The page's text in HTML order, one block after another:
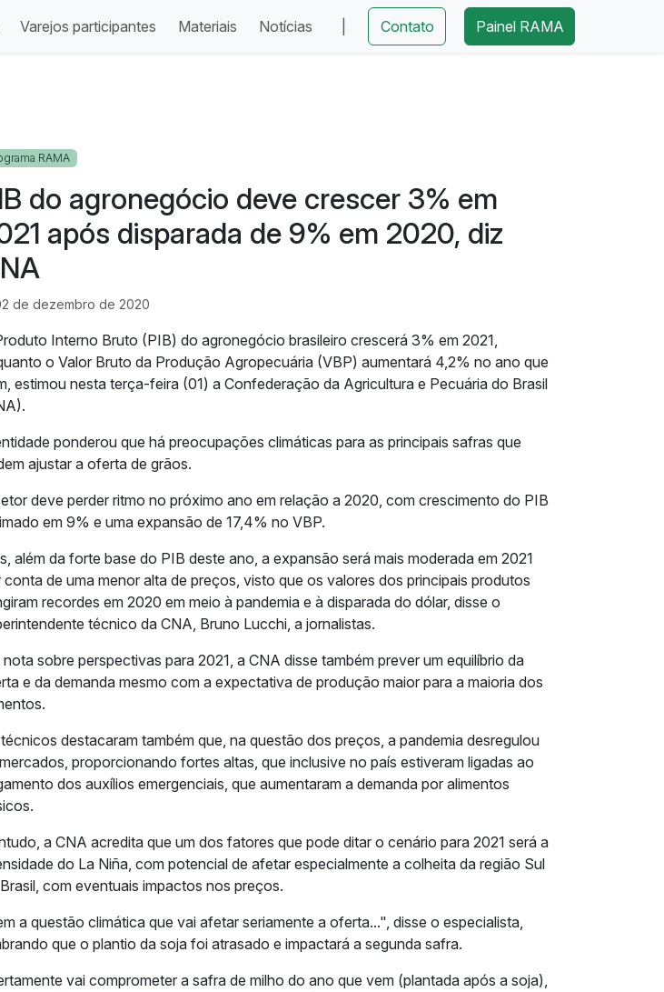
Varejos participantes Materiais Notícias Contato Painel RAMA
RAMA
do agronegócio deve crescer 3% em
após disparada de 9% em 2020, diz
de dezembro de 2020
Interno Bruto (PIB) do agronegócio brasileiro crescerá 3% em 2021,
o Valor Bruto da Produção Agropecuária (VBP) aumentará 4,2% no ano que
estimou nesta terça-feira (01) a Confederação da Agricultura e Pecuária do Brasil
ponderou que há preocupações climáticas para as principais safras que
ajustar a oferta de grãos.
deve perder ritmo no próximo ano em relação a 2020, com crescimento do PIB
em 9% e uma expansão de 17,4% no VBP.
além da forte base do PIB deste ano, a expansão será mais moderada em 2021
conta de uma menor alta de preços, visto que os valores dos principais produtos
recordes em 2020 em meio à pandemia e à disparada do dólar, disse o
técnico da CNA, Bruno Lucchi, a jornalistas.
nota sobre perspectivas para 2021, a CNA disse também prever um equilíbrio da
e da demanda mesmo com a expectativa de produção maior para a maioria dos
destacaram também que, na questão dos preços, a pandemia desregulou
proporcionando fortes altas, que inclusive no país estiveram ligadas ao
dos auxílios emergenciais, que aumentaram a demanda por alimentos
a CNA acredita que um dos fatores que pode ditar o cenário para 2021 será a
do La Niña, com potencial de afetar especialmente a colheita da região Sul
com eventuais impactos nos preços.
a questão climática que vai afetar seriamente a oferta...", disse o especialista,
que o plantio da soja foi atrasado e impactará a segunda safra.
vai comprometer a safra de milho do ano que vem (plantada após a soja),